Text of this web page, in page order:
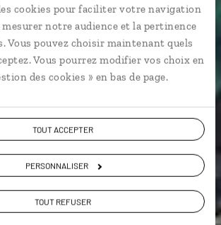
cookies pour faciliter votre navigation
notre audience et la pertinence
Vous pouvez choisir maintenant quels
Vous pourrez modifier vos choix en
des cookies » en bas de page.
TOUT ACCEPTER
PERSONNALISER
TOUT REFUSER
de voyage
Panama